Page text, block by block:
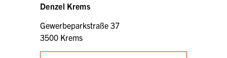
Denzel Krems
Gewerbeparkstraße 37
3500 Krems